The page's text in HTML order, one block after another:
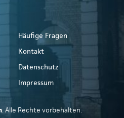
Häufige Fragen
Kontakt
Datenschutz
Impressum
. Alle Rechte vorbehalten.